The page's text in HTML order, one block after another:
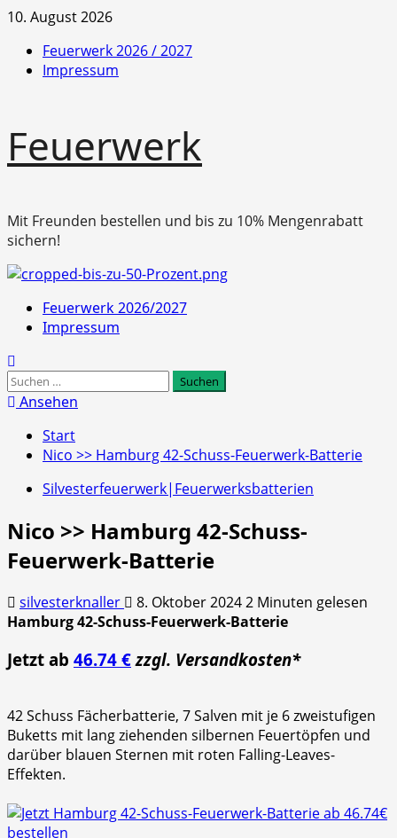
Zum
springen
10. August 2026
Feuerwerk 2026 / 2027
Impressum
Feuerwerk
Mit Freunden bestellen und bis zu 10% Mengenrabatt
sichern!
Primäres
Menü
Feuerwerk 2026/2027
Impressum
Suchen
nach:
Ansehen
Start
Nico >> Hamburg 42-Schuss-Feuerwerk-Batterie
Silvesterfeuerwerk|Feuerwerksbatterien
Nico >> Hamburg 42-Schuss-
Feuerwerk-Batterie
silvesterknaller 8. Oktober 20242 Minuten gelesen
Hamburg 42-Schuss-Feuerwerk-Batterie
Jetzt ab 46.74 € zzgl. Versandkosten*
42 Schuss Fächerbatterie, 7 Salven mit je 6 zweistufigen
Buketts mit lang ziehenden silbernen Feuertöpfen und
darüber blauen Sternen mit roten Falling-Leaves-
Effekten.